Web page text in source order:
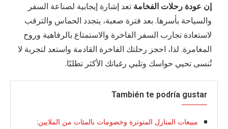
إن عودة رحلات الفخامة تعد إشارة إيجابية لصناعة السفر
والسياحة بأسرها. بعد فترة صعبة، يتجدد الحماس والترقب
لاستعادة تجارب السفر الفاخرة والاستمتاع بالرفاهية وروح
المغامرة. لذا، احجز رحلتك الفاخرة القادمة واستعد لتجربة لا
تُنسى تحيي حواسك وتلبي رغباتك الأكثر تطلبًا.
También te podría gustar
مبيعات المنازل المتوترة وخصومات بالمئات من الملايين: